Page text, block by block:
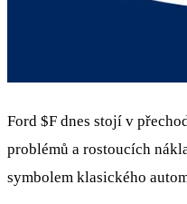
Ford $F dnes stojí v
problémů a rostoucích
symbolem klasického